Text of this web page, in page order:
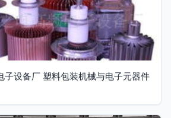
子设备厂 塑料包装机械与电子元器件